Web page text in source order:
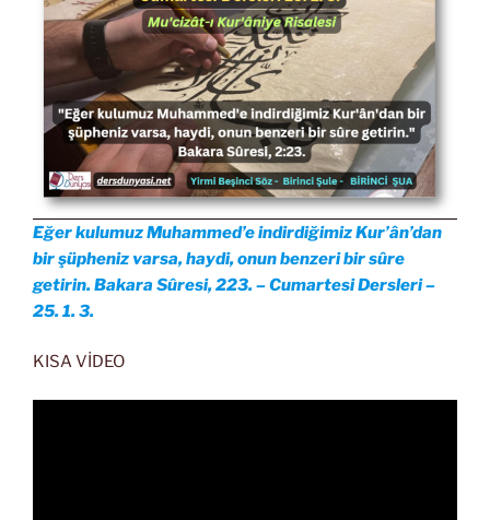
Eğer kulumuz Muhammed’e indirdiğimiz Kur’ân’dan
bir şüpheniz varsa, haydi, onun benzeri bir sûre
getirin. Bakara Sûresi, 223. – Cumartesi Dersleri –
25. 1. 3.
KISA VİDEO